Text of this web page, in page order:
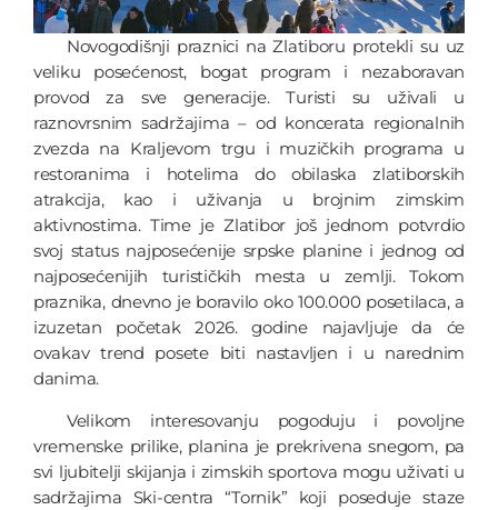
Novogodišnji praznici na Zlatiboru protekli su uz
veliku posećenost, bogat program i nezaboravan
provod za sve generacije. Turisti su uživali u
raznovrsnim sadržajima – od koncerata regionalnih
zvezda na Kraljevom trgu i muzičkih programa u
restoranima i hotelima do obilaska zlatiborskih
atrakcija, kao i uživanja u brojnim zimskim
aktivnostima. Time je Zlatibor još jednom potvrdio
svoj status najposećenije srpske planine i jednog od
najposećenijih turističkih mesta u zemlji. Tokom
praznika, dnevno je boravilo oko 100.000 posetilaca, a
izuzetan početak 2026. godine najavljuje da će
ovakav trend posete biti nastavljen i u narednim
danima.
Velikom interesovanju pogoduju i povoljne
vremenske prilike, planina je prekrivena snegom, pa
svi ljubitelji skijanja i zimskih sportova mogu uživati u
sadržajima Ski-centra “Tornik” koji poseduje staze